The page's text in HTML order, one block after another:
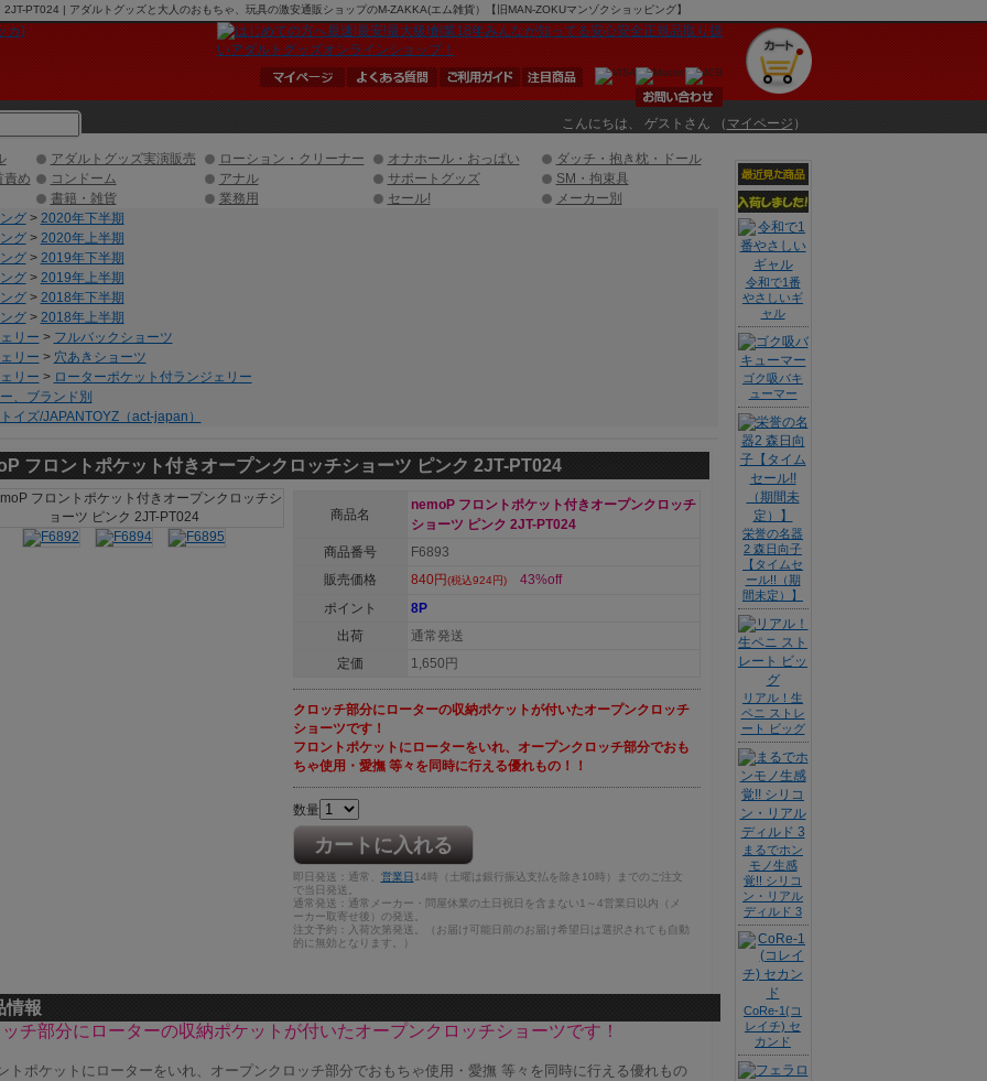
PT024 | アダルトグッズと大人のおもちゃ、玩具の激安通販ショップのM-ZAKKA(エム雑貨）【旧MAN-ZOKUマンゾクショッピング】
こんにちは、 ゲストさん （ マイページ ）
アダルトグッズ実演販売 ローション・クリーナー オナホール・おっぱい
ダッチ・抱き枕・ドール
責め
コンドーム アナル サポートグッズ
SM・拘束具
書籍・雑貨
業務用 セール!
メーカー別
グ> 2020年下半期
グ> 2020年上半期
グ> 2019年下半期
グ> 2019年上半期
グ> 2018年下半期
グ> 2018年上半期
リー > フルバックショーツ
リー > 穴あきショーツ
リー > ローターポケット付ランジェリー
、ブランド別
イズ/JAPANTOYZ（act-japan）
フロントポケット付きオープンクロッチショーツ ピンク 2JT-PT024
商品名
nemoP フロントポケット付きオープンクロッチ
ショーツ ピンク 2JT-PT024
商品番号
F6893
販売価格
840円(税込924円)
43%off
ポイント
8P
出荷
通常発送
定価
1,650円
クロッチ部分にローターの収納ポケットが付いたオープンクロッチ
ショーツです！
フロントポケットにローターをいれ、オープンクロッチ部分でおも
ちゃ使用・愛撫 等々を同時に行える優れもの！！
数量
カートに入れる
即日発送：通常、 営業日 14時（土曜は銀行振込支払を除き10時）までのご注文
で当日発送。
通常発送：通常メーカー・問屋休業の土日祝日を含まない1～4営業日以内（メ
ーカー取寄せ後）の発送。
注文予約：入荷次第発送。（お届け可能日前のお届け希望日は選択されても自動
的に無効となります。）
情報
チ部分にローターの収納ポケットが付いたオープンクロッチショーツです！
トポケットにローターをいれ、オープンクロッチ部分でおもちゃ使用・愛撫 等々を同時に行える優れもの
令和で1番
やさしいギ
ャル
ゴク吸バキ
ューマー
栄誉の名器
2 森日向子
【タイムセ
ール!!（期
間未定）】
リアル！生
ペニ ストレ
ート ビッグ
まるでホン
モノ生感
覚!! シリコ
ン・リアル
ディルド 3
CoRe-1(コ
レイチ) セ
カンド